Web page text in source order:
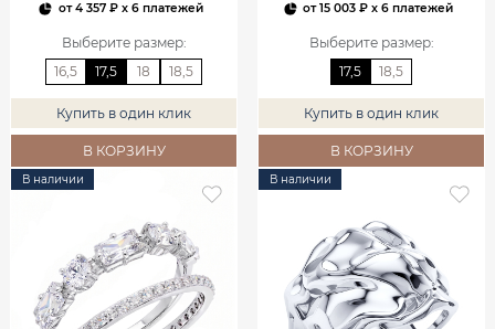
от4 357 ₽x 6 платежей
Выберите размер:
16,5
17,5 18 18,5
Купить в один клик
В КОРЗИНУ
от15 003 ₽ x 6 платежей
Выберите размер:
17,5
18,5
Купить в один клик
В КОРЗИНУ
В наличии В наличии